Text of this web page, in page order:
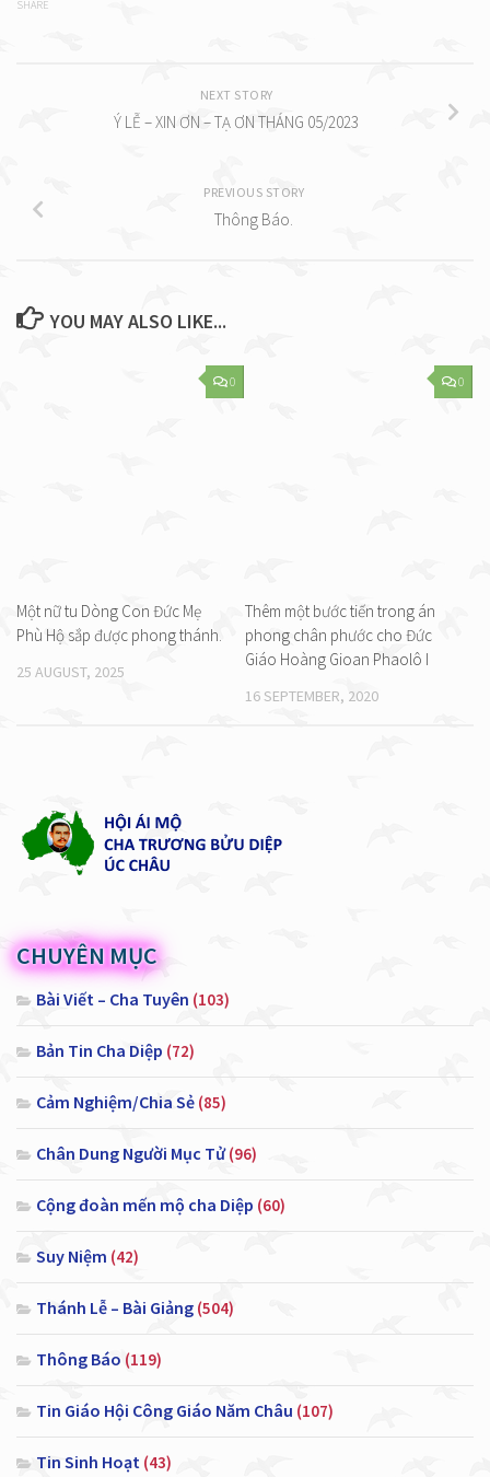
SHARE
NEXT STORY
Ý LỄ – XIN ƠN – TẠ ƠN THÁNG 05/2023
PREVIOUS STORY
Thông Báo.
YOU MAY ALSO LIKE...
0
Một nữ tu Dòng Con Đức Mẹ
Phù Hộ sắp được phong thánh.
25 AUGUST, 2025
0
Thêm một bước tiến trong án
phong chân phước cho Đức
Giáo Hoàng Gioan Phaolô I
16 SEPTEMBER, 2020
CHUYÊN MỤC
Bài Viết – Cha Tuyên (103)
Bản Tin Cha Diệp (72)
Cảm Nghiệm/Chia Sẻ (85)
Chân Dung Người Mục Tử(96)
Cộng đoàn mến mộ cha Diệp (60)
Suy Niệm (42)
Thánh Lễ – Bài Giảng (504)
Thông Báo (119)
Tin Giáo Hội Công Giáo Năm Châu (107)
Tin Sinh Hoạt (43)